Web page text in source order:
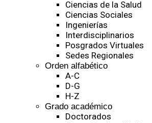
Ciencias de la Salud
Ciencias Sociales
Ingenierías
Interdisciplinarios
Posgrados Virtuales
Sedes Regionales
Orden alfabético
A-C
D-G
H-Z
Grado académico
Doctorados